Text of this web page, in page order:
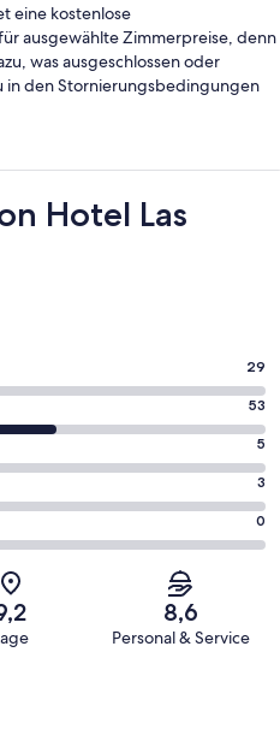
eine kostenlose
ausgewählte Zimmerpreise, denn
was ausgeschlossen oder
in den Stornierungsbedingungen
Hotel Las
29
53
5
3
0
8,6
Personal & Service